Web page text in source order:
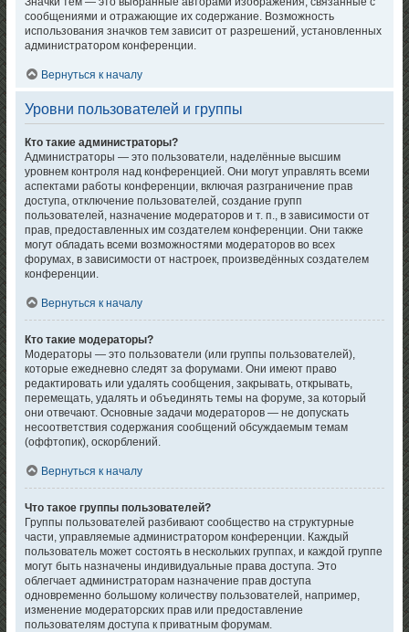
сообщениями и отражающие их содержание. Возможность
использования значков тем зависит от разрешений, установленных
администратором конференции.
Вернуться к началу
Уровни пользователей и группы
Кто такие администраторы?
Администраторы — это пользователи, наделённые высшим
уровнем контроля над конференцией. Они могут управлять всеми
аспектами работы конференции, включая разграничение прав
доступа, отключение пользователей, создание групп
пользователей, назначение модераторов и т. п., в зависимости от
прав, предоставленных им создателем конференции. Они также
могут обладать всеми возможностями модераторов во всех
форумах, в зависимости от настроек, произведённых создателем
конференции.
Вернуться к началу
Кто такие модераторы?
Модераторы — это пользователи (или группы пользователей),
которые ежедневно следят за форумами. Они имеют право
редактировать или удалять сообщения, закрывать, открывать,
перемещать, удалять и объединять темы на форуме, за который
они отвечают. Основные задачи модераторов — не допускать
несоответствия содержания сообщений обсуждаемым темам
(оффтопик), оскорблений.
Вернуться к началу
Что такое группы пользователей?
Группы пользователей разбивают сообщество на структурные
части, управляемые администратором конференции. Каждый
пользователь может состоять в нескольких группах, и каждой группе
могут быть назначены индивидуальные права доступа. Это
облегчает администраторам назначение прав доступа
одновременно большому количеству пользователей, например,
изменение модераторских прав или предоставление
пользователям доступа к приватным форумам.